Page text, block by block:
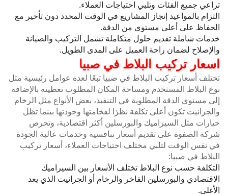
تراعي جميع الفئات وتلبي احتياجات العملاء.
التزام بالمواعيد إنجاز المشاريع في الوقت المحدد دون تأخير مع
الحفاظ على أعلى مستوى من الدقة.
خدمات شاملة تقديم حلول متكاملة تشمل التركيب والصيانة
والإصلاح لضمان راحة العميل على المدى الطويل.
اسعار تركيب البلاط في صبيا
تختلف أسعار تركيب البلاط في صبيا تبعًا لعدة عوامل رئيسية مثل
نوع البلاط المستخدم ومساحة المكان المطلوب تغطيته بالإضافة
إلى مستوى الدقة المطلوبة في التنفيذ، بعض الأنواع مثل الرخام
والجرانيت تكون أعلى تكلفة نظرًا لفخامتها وجودتها بينما تظل
خيارات مثل السيراميك والبورسلين أكثر اقتصادية، وتحرص
شركة الصفوة على تقديم أسعار تنافسية وخدمات عالية الجودة
في نفس الوقت لتلبي مختلف احتياجات العملاء، أسعار تركيب
البلاط في صبيا:
التكلفة حسب نوع البلاط تختلف الأسعار بين السيراميك
الاقتصادي والبورسلين الفاخر والرخام أو الجرانيت الذي يعد
الأغلى.